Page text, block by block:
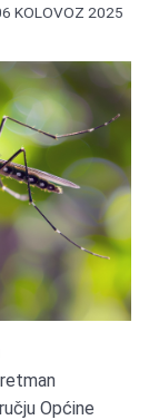
KOLOVOZ 2025
Općine